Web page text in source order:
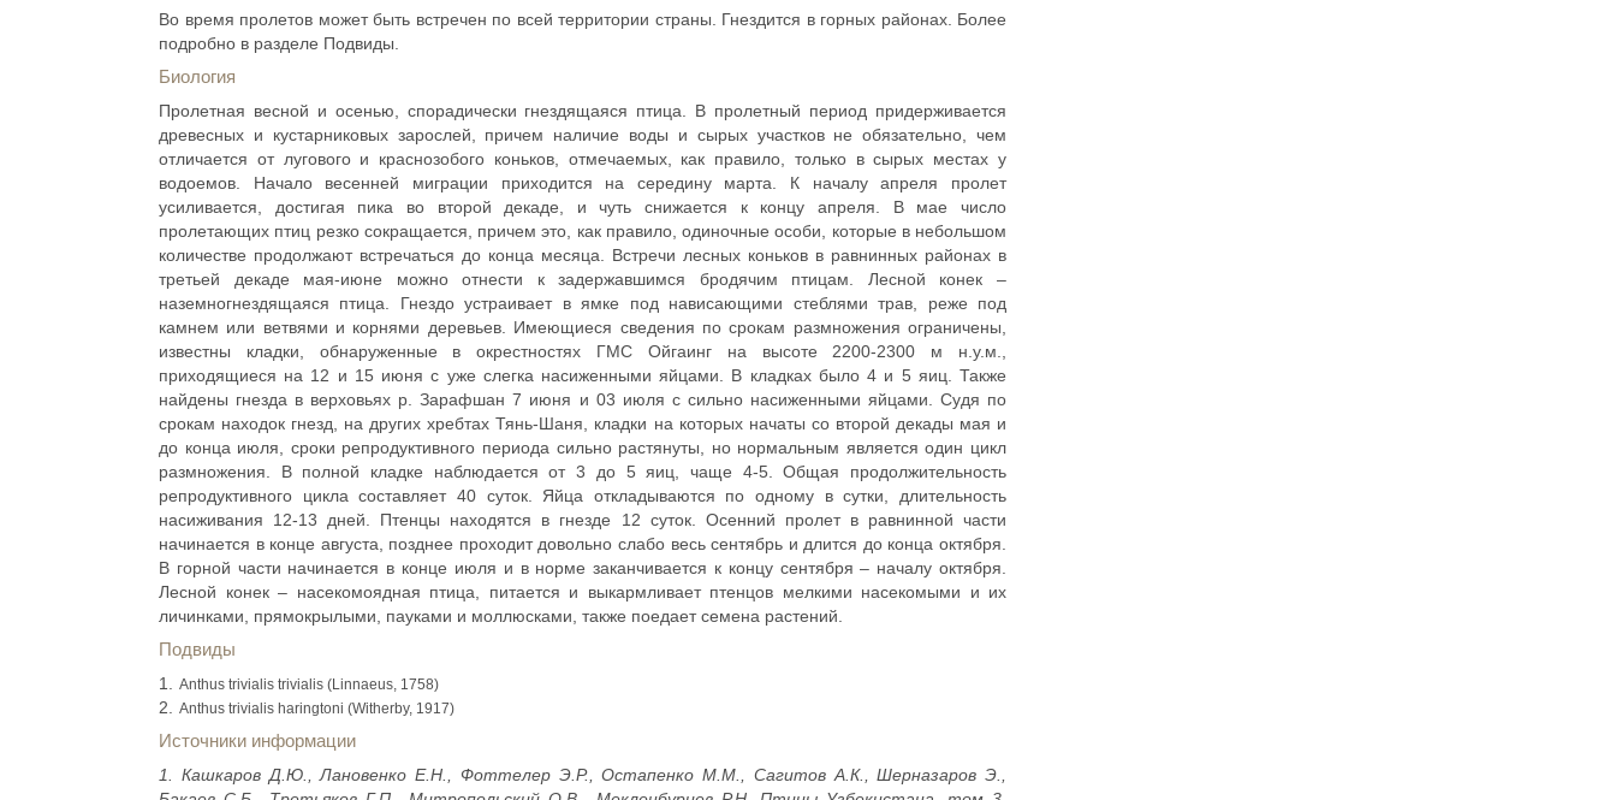
Во время пролетов может быть встречен по всей территории страны. Гнездится в горных районах. Более
подробно в разделе Подвиды.
Биология
Пролетная весной и осенью, спорадически гнездящаяся птица. В пролетный период придерживается
древесных и кустарниковых зарослей, причем наличие воды и сырых участков не обязательно, чем
отличается от лугового и краснозобого коньков, отмечаемых, как правило, только в сырых местах у
водоемов. Начало весенней миграции приходится на середину марта. К началу апреля пролет
усиливается, достигая пика во второй декаде, и чуть снижается к концу апреля. В мае число
пролетающих птиц резко сокращается, причем это, как правило, одиночные особи, которые в небольшом
количестве продолжают встречаться до конца месяца. Встречи лесных коньков в равнинных районах в
третьей декаде мая-июне можно отнести к задержавшимся бродячим птицам. Лесной конек –
наземногнездящаяся птица. Гнездо устраивает в ямке под нависающими стеблями трав, реже под
камнем или ветвями и корнями деревьев. Имеющиеся сведения по срокам размножения ограничены,
известны кладки, обнаруженные в окрестностях ГМС Ойгаинг на высоте 2200-2300 м н.у.м.,
приходящиеся на 12 и 15 июня с уже слегка насиженными яйцами. В кладках было 4 и 5 яиц. Также
найдены гнезда в верховьях р. Зарафшан 7 июня и 03 июля с сильно насиженными яйцами. Судя по
срокам находок гнезд, на других хребтах Тянь-Шаня, кладки на которых начаты со второй декады мая и
до конца июля, сроки репродуктивного периода сильно растянуты, но нормальным является один цикл
размножения. В полной кладке наблюдается от 3 до 5 яиц, чаще 4-5. Общая продолжительность
репродуктивного цикла составляет 40 суток. Яйца откладываются по одному в сутки, длительность
насиживания 12-13 дней. Птенцы находятся в гнезде 12 суток. Осенний пролет в равнинной части
начинается в конце августа, позднее проходит довольно слабо весь сентябрь и длится до конца октября.
В горной части начинается в конце июля и в норме заканчивается к концу сентября – началу октября.
Лесной конек – насекомоядная птица, питается и выкармливает птенцов мелкими насекомыми и их
личинками, прямокрылыми, пауками и моллюсками, также поедает семена растений.
Подвиды
Anthus trivialis trivialis (Linnaeus, 1758)
Anthus trivialis haringtoni (Witherby, 1917)
Источники информации
1. Кашкаров Д.Ю., Лановенко Е.Н., Фоттелер Э.Р., Остапенко М.М., Сагитов А.К., Шерназаров Э.,